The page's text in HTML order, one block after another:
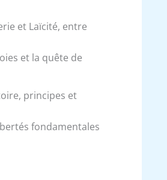
et Laïcité, entre
et la quête de
principes et
fondamentales